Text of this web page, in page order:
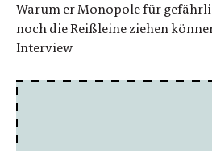
Warum er Monopole für
noch die Reißleine ziehen
Interview